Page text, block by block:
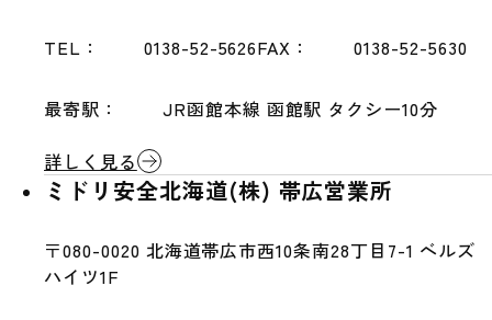
TEL： 0138-52-5626FAX： 0138-52-5630
最寄駅：
JR函館本線 函館駅 タクシー10分
詳しく見る
ミドリ安全北海道(株) 帯広営業所
〒080-0020 北海道帯広市西10条南28丁目7-1 ベルズ
ハイツ1F